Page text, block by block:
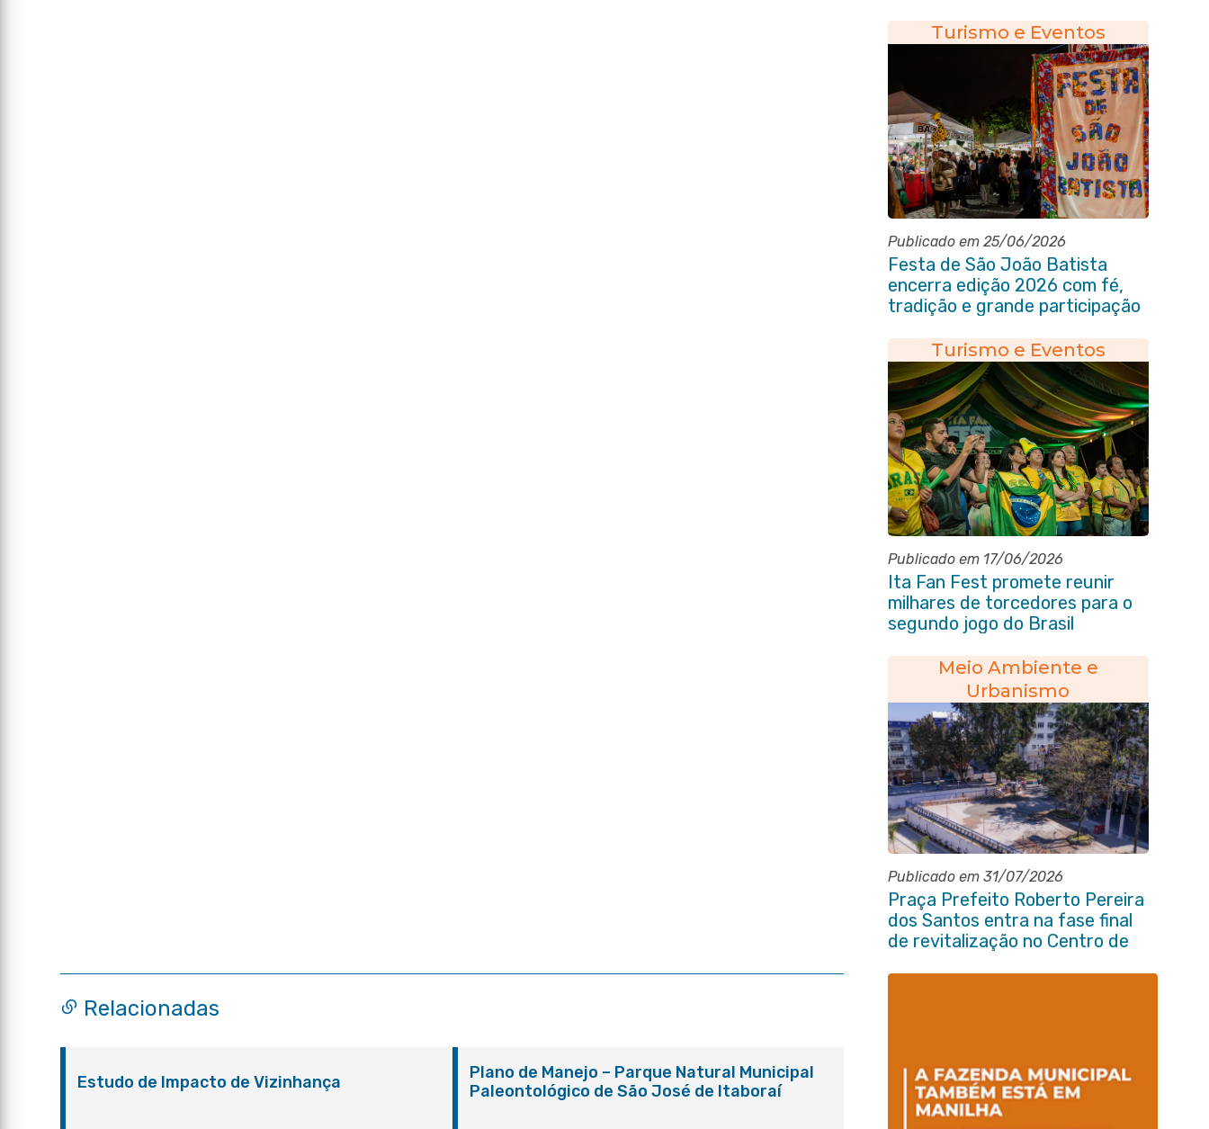
Turismo e Eventos
Publicado em 25/06/2026
Festa de São João Batista
encerra edição 2026 com fé,
tradição e grande participação
Turismo e Eventos
Publicado em 17/06/2026
Ita Fan Fest promete reunir
milhares de torcedores para o
segundo jogo do Brasil
Meio Ambiente e
Urbanismo
Publicado em 31/07/2026
Praça Prefeito Roberto Pereira
dos Santos entra na fase final
de revitalização no Centro de
Relacionadas
Estudo de Impacto de Vizinhança
Plano de Manejo – Parque Natural Municipal
Paleontológico de São José de Itaboraí